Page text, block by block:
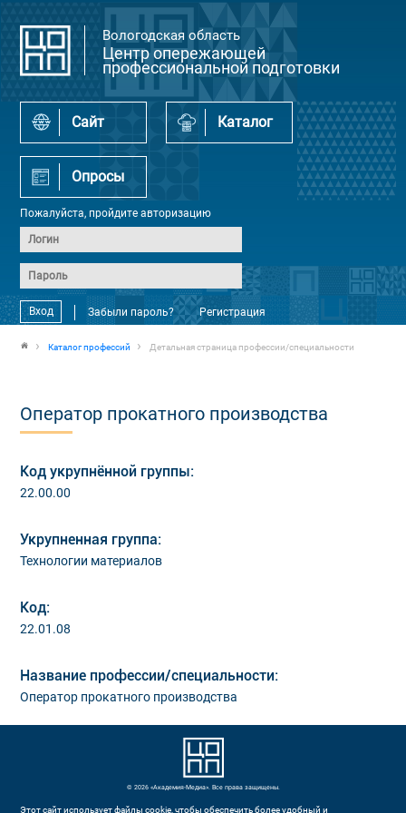
Вологодская область
Центр опережающей
профессиональной подготовки
Сайт Каталог
Опросы
Пожалуйста, пройдите авторизацию
Вход Забыли пароль? Регистрация
Каталог профессий Детальная страница профессии/специальности
Оператор прокатного производства
Код укрупнённой группы:
22.00.00
Укрупненная группа:
Технологии материалов
Код:
22.01.08
Название профессии/специальности:
Оператор прокатного производства
© 2026 «Академия-Медиа». Все права защищены.
Этот сайт использует файлы cookie, чтобы обеспечить более удобный и